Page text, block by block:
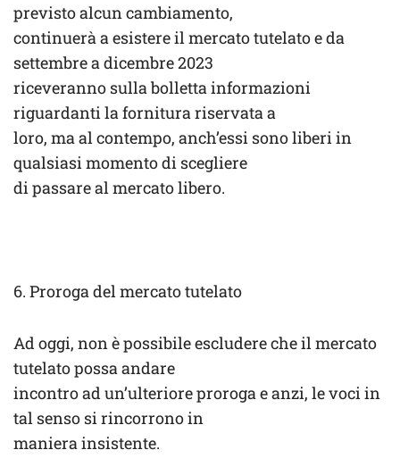
previsto alcun cambiamento,
continuerà a esistere il mercato tutelato e da
settembre a dicembre 2023
riceveranno sulla bolletta informazioni
riguardanti la fornitura riservata a
loro, ma al contempo, anch’essi sono liberi in
qualsiasi momento di scegliere
di passare al mercato libero.
6. Proroga del mercato tutelato
Ad oggi, non è possibile escludere che il mercato
tutelato possa andare
incontro ad un’ulteriore proroga e anzi, le voci in
tal senso si rincorrono in
maniera insistente.